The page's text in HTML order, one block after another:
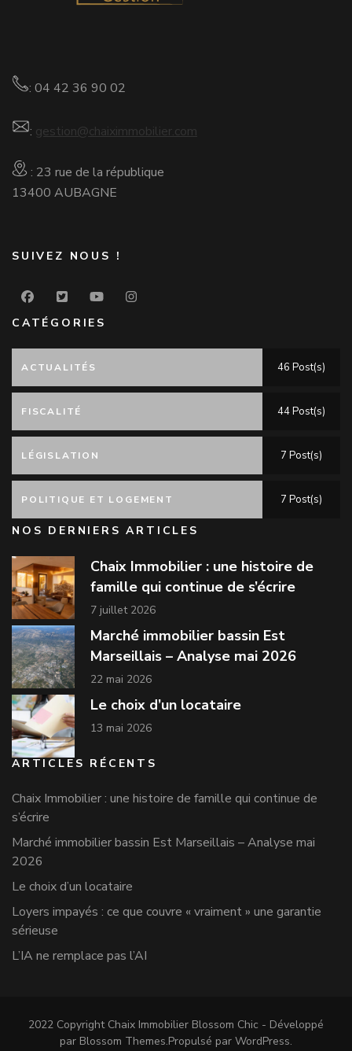
: 04 42 36 90 02
: gestion@chaiximmobilier.com
: 23 rue de la république
13400 AUBAGNE
SUIVEZ NOUS !
CATÉGORIES
ACTUALITÉS 46 Post(s)
FISCALITÉ 44 Post(s)
LÉGISLATION 7 Post(s)
POLITIQUE ET LOGEMENT 7 Post(s)
NOS DERNIERS ARTICLES
Chaix Immobilier : une histoire de
famille qui continue de s’écrire
7 juillet 2026
Marché immobilier bassin Est
Marseillais – Analyse mai 2026
22 mai 2026
Le choix d’un locataire
13 mai 2026
ARTICLES RÉCENTS
Chaix Immobilier : une histoire de famille qui continue de
s’écrire
Marché immobilier bassin Est Marseillais – Analyse mai
2026
Le choix d’un locataire
Loyers impayés : ce que couvre « vraiment » une garantie
sérieuse
L’IA ne remplace pas l’AI
2022 Copyright Chaix Immobilier Blossom Chic - Développé
par Blossom Themes.Propulsé par WordPress.